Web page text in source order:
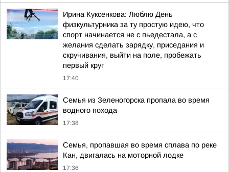
Ирина Куксенкова: Люблю День
физкультурника за ту простую идею, что
спорт начинается не с пьедестала, а с
желания сделать зарядку, приседания и
скручивания, выйти на поле, пробежать
первый круг
17:40
Семья из Зеленогорска пропала во время
водного похода
17:38
Семья, пропавшая во время сплава по реке
Кан, двигалась на моторной лодке
17:36